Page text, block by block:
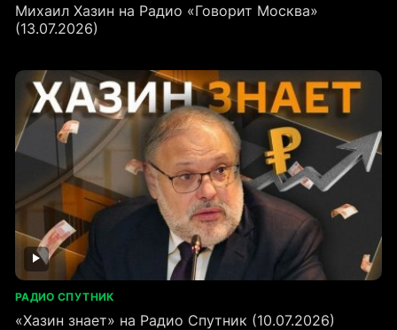
Михаил Хазин на Радио «Говорит Москва»
(13.07.2026)
РАДИО СПУТНИК
«Хазин знает» на Радио Спутник (10.07.2026)